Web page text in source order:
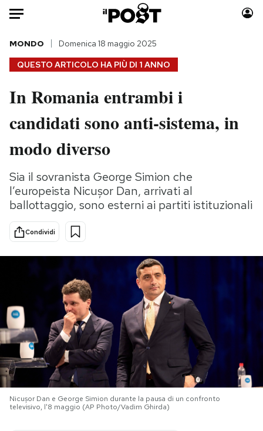
Auto
HOME
Italia
Politica
Tecnologia
Scienza
Cultura
Sport
Moda
Consumismi
Media
Europa
PODCAST
NEWSLETTER
I MIEI PREFERITI
SHOP
QUESTO ARTICOLO HA PIÙ DI 1 ANNO
MONDO Domenica 18 maggio 2025
In Romania entrambi i
candidati sono anti-sistema, in
modo diverso
Sia il sovranista George Simion che
l’europeista Nicușor Dan, arrivati al
ballottaggio, sono esterni ai partiti istituzionali
Condividi
Nicușor Dan e George Simion durante la pausa di un confronto
televisivo, l'8 maggio (AP Photo/Vadim Ghirda)